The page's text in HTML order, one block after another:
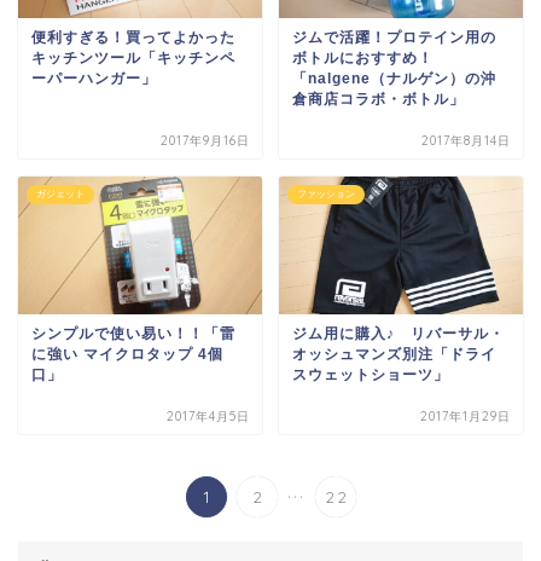
便利すぎる！買ってよかった
キッチンツール「キッチンペ
ーパーハンガー」
2017年9月16日
ジムで活躍！プロテイン用の
ボトルにおすすめ！
「nalgene（ナルゲン）の沖
倉商店コラボ・ボトル」
2017年8月14日
ガジェット
シンプルで使い易い！！「雷
に強い マイクロタップ 4個
口」
2017年4月5日
ファッション
ジム用に購入♪ リバーサル・
オッシュマンズ別注「ドライ
スウェットショーツ」
2017年1月29日
1 2 ... 22